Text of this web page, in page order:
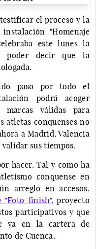
el proceso y la
"Homenaje
este lunes la
poder decir que la
paso por todo el
podrá acoger
válidas para
atletas conquenses no
a Madrid, Valencia
sus tiempos.
hacer. Tal y como ha
conquense en
arreglo en accesos.
"Foto-finish", proyecto
participativos y que
ya en la cartera de
de Cuenca.